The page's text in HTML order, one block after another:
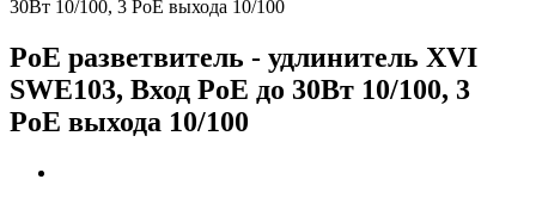
30Вт 10/100, 3 PoE выхода 10/100
PoE разветвитель - удлинитель XVI
SWE103, Вход PoE до 30Вт 10/100, 3
PoE выхода 10/100